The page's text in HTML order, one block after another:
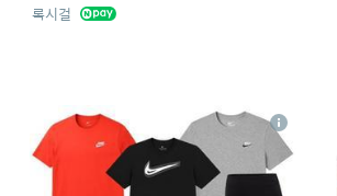
록시걸
11
상
세